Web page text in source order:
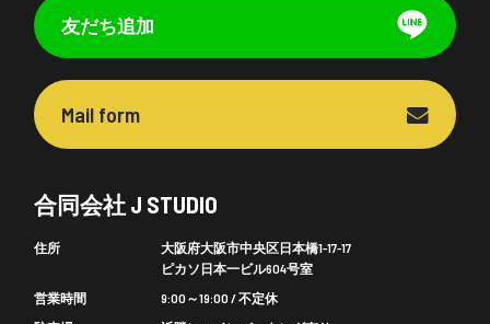
友だち追加
Mail form
合同会社 J STUDIO
住所
大阪府大阪市中央区日本橋1-17-17
ピカソ日本一ビル604号室
営業時間
9:00～19:00 / 不定休